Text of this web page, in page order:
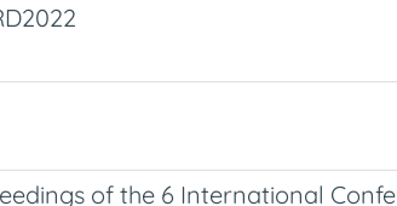
of the 6 International